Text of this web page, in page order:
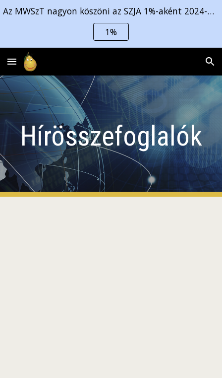
Skip to main content
Az MWSzT nagyon köszöni az SZJA 1%-aként 2024-ben felajánlott és 2025-ben megkapott 1 518 553 Ft-ot! Kérjük az idén is támogassanak bennünket!
1%
Hírösszefoglalók